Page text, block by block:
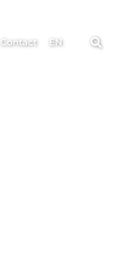
Contact EN